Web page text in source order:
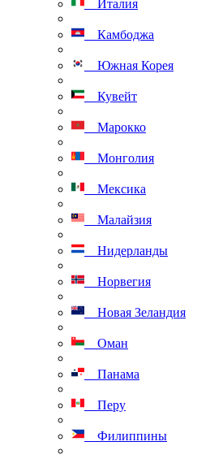
Италия
Камбоджа
Южная Корея
Кувейт
Марокко
Монголия
Мексика
Малайзия
Нидерланды
Норвегия
Новая Зеландия
Оман
Панама
Перу
Филиппины